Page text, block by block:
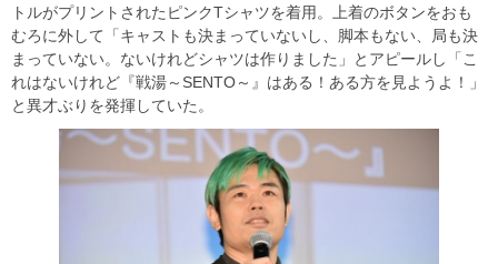
トルがプリントされたピンクTシャツを着用。上着のボタンをおも
むろに外して「キャストも決まっていないし、脚本もない、局も決
まっていない。ないけれどシャツは作りました」とアピールし「こ
れはないけれど『戦湯～SENTO～』はある！ある方を見ようよ！」
と異才ぶりを発揮していた。